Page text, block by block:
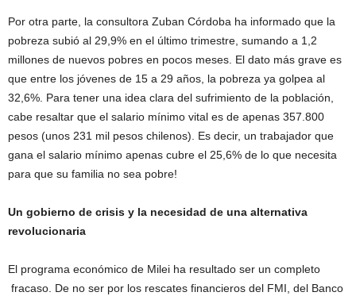
Por otra parte, la consultora Zuban Córdoba ha informado que la
pobreza subió al 29,9% en el último trimestre, sumando a 1,2
millones de nuevos pobres en pocos meses. El dato más grave es
que entre los jóvenes de 15 a 29 años, la pobreza ya golpea al
32,6%. Para tener una idea clara del sufrimiento de la población,
cabe resaltar que el salario mínimo vital es de apenas 357.800
pesos (unos 231 mil pesos chilenos). Es decir, un trabajador que
gana el salario mínimo apenas cubre el 25,6% de lo que necesita
para que su familia no sea pobre!
Un gobierno de crisis y la necesidad de una alternativa
revolucionaria
El programa económico de Milei ha resultado ser un completo
fracaso. De no ser por los rescates financieros del FMI, del Banco